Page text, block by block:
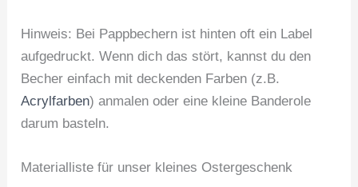
Hinweis: Bei Pappbechern ist hinten oft ein Label
aufgedruckt. Wenn dich das stört, kannst du den
Becher einfach mit deckenden Farben (z.B.
Acrylfarben) anmalen oder eine kleine Banderole
darum basteln.
Materialliste für unser kleines Ostergeschenk